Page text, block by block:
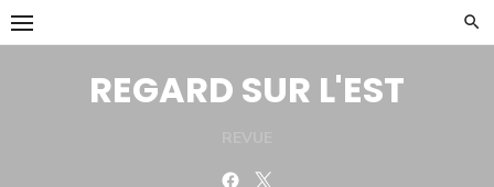
Skip
to
REGARD SUR L'EST
Facebook